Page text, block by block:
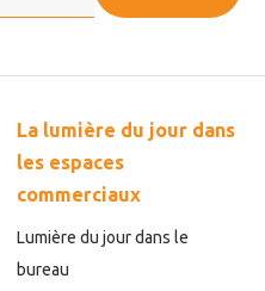
La lumière du jour dans
les espaces
commerciaux
Lumière du jour dans le
bureau